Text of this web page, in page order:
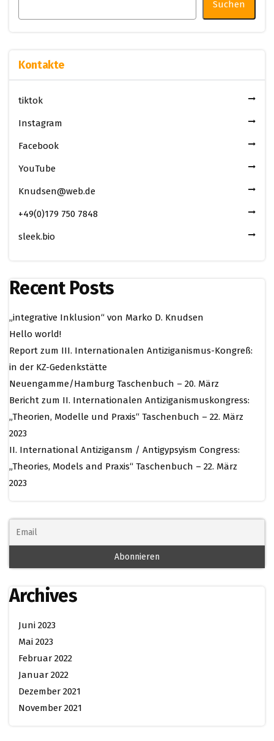
Suchen
Kontakte
tiktok
Instagram
Facebook
YouTube
Knudsen@web.de
+49(0)179 750 7848
sleek.bio
Recent Posts
„integrative Inklusion“ von Marko D. Knudsen
Hello world!
Report zum III. Internationalen Antiziganismus-Kongreß:
in der KZ-Gedenkstätte
Neuengamme/Hamburg Taschenbuch – 20. März
Bericht zum II. Internationalen Antiziganismuskongress:
„Theorien, Modelle und Praxis“ Taschenbuch – 22. März
2023
II. International Antizigansm / Antigypsyism Congress:
„Theories, Models and Praxis“ Taschenbuch – 22. März
2023
Archives
Juni 2023
Mai 2023
Februar 2022
Januar 2022
Dezember 2021
November 2021